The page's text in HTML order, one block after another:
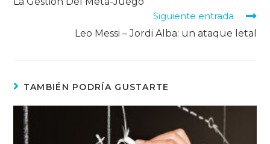
Siguiente entrada
Leo Messi – Jordi Alba: un ataque letal
TAMBIÉN PODRÍA GUSTARTE